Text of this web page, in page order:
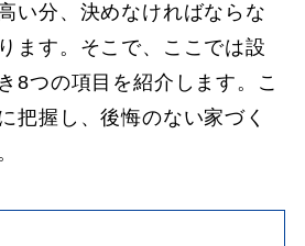
い分、決めなければならな
ます。そこで、ここでは設
8つの項目を紹介します。こ
把握し、後悔のない家づく